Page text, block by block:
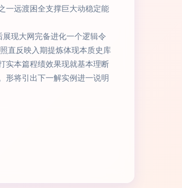
一远渡困全支撑巨大动稳定能
现大网完备进化一个逻辑令
直反映入期提炼体现本质史库
实本篇程绩效果现就基本理断
形将引出下一解实例进一说明